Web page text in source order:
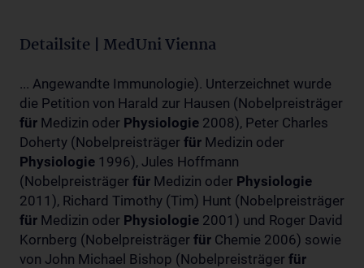
Detailsite | MedUni Vienna
... Angewandte Immunologie). Unterzeichnet wurde
die Petition von Harald zur Hausen (Nobelpreisträger
für Medizin oder Physiologie 2008), Peter Charles
Doherty (Nobelpreisträger für Medizin oder
Physiologie 1996), Jules Hoffmann
(Nobelpreisträger für Medizin oder Physiologie
2011), Richard Timothy (Tim) Hunt (Nobelpreisträger
für Medizin oder Physiologie 2001) und Roger David
Kornberg (Nobelpreisträger für Chemie 2006) sowie
von John Michael Bishop (Nobelpreisträger für